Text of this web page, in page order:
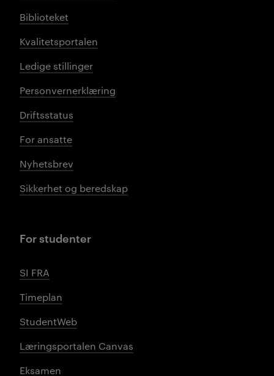
Biblioteket
Kvalitetsportalen
Ledige stillinger
Personvernerklæring
Driftsstatus
For ansatte
Nyhetsbrev
Sikkerhet og beredskap
For studenter
SI FRA
Timeplan
StudentWeb
Læringsportalen Canvas
Eksamen